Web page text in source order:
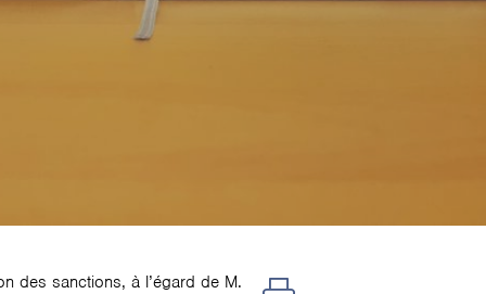
des sanctions, à l’égard de M.